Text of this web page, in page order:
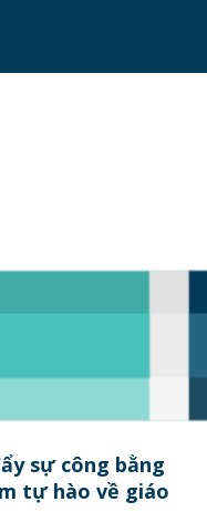
sự công bằng
tự hào về giáo